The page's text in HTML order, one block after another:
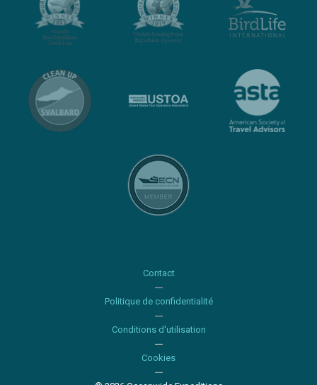
Contact
Politique de confidentialité
Conditions d'utilisation
Cookies